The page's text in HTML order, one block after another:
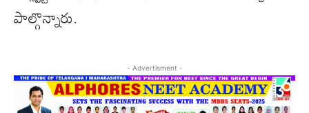
పాల్గొన్నారు.
- Advertisment -